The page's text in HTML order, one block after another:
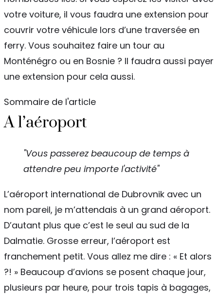
votre voiture, il vous faudra une extension pour
couvrir votre véhicule lors d’une traversée en
ferry. Vous souhaitez faire un tour au
Monténégro ou en Bosnie ? Il faudra aussi payer
une extension pour cela aussi.
Sommaire de l'article
A l’aéroport
"Vous passerez beaucoup de temps à
attendre peu importe l'activité"
L’aéroport international de Dubrovnik avec un
nom pareil, je m’attendais à un grand aéroport.
D’autant plus que c’est le seul au sud de la
Dalmatie. Grosse erreur, l’aéroport est
franchement petit. Vous allez me dire : « Et alors
?! » Beaucoup d’avions se posent chaque jour,
plusieurs par heure, pour trois tapis à bagages,